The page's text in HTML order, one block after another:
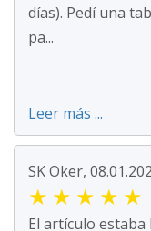
días). Pedí una
pa...
Leer más ...
SK Oker,
★ ★ ★ ★ ★
El artículo